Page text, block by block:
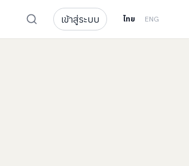
เข้าสู่ระบบ ไทย ENG